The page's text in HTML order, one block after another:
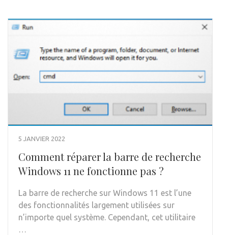
5 JANVIER 2022
Comment réparer la barre de recherche
Windows 11 ne fonctionne pas ?
La barre de recherche sur Windows 11 est l’une
des fonctionnalités largement utilisées sur
n’importe quel système. Cependant, cet utilitaire
…